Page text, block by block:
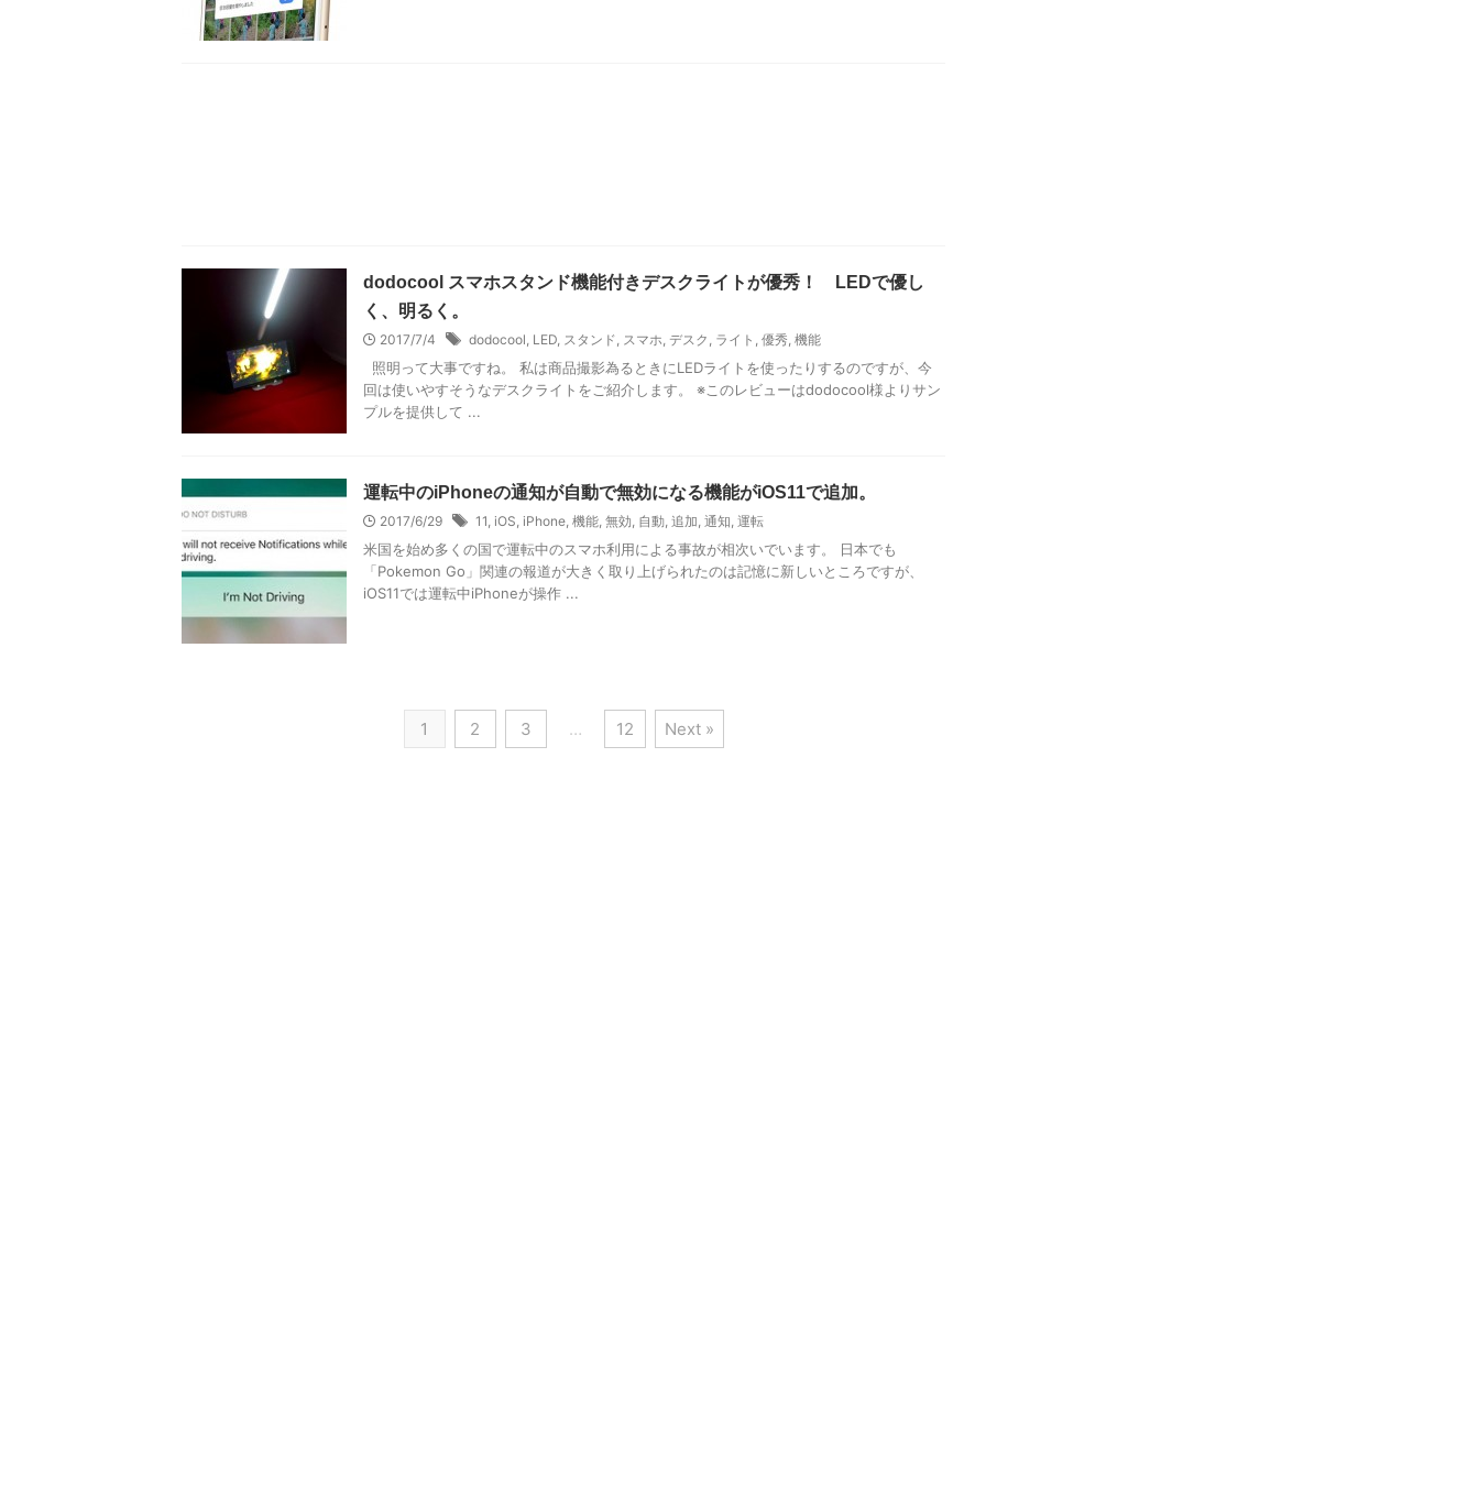
dodocool スマホスタンド機能付きデスクライトが優秀！ LEDで優し
く、明るく。
2017/7/4 dodocool, LED, スタンド, スマホ, デスク , ライト , 優秀, 機能
照明って大事ですね。 私は商品撮影為るときにLEDライトを使ったりするのですが、今
回は使いやすそうなデスクライトをご紹介します。 ※このレビューはdodocool様よりサン
プルを提供して ...
運転中のiPhoneの通知が自動で無効になる機能がiOS11で追加。
2017/6/29 11, iOS, iPhone, 機能, 無効, 自動, 追加, 通知, 運転
米国を始め多くの国で運転中のスマホ利用による事故が相次いでいます。 日本でも
「Pokemon Go」関連の報道が大きく取り上げられたのは記憶に新しいところですが、
iOS11では運転中iPhoneが操作 ...
1 2 3 … 12 Next »